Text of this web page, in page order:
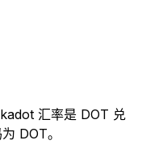
汇率是 DOT 兑
DOT。